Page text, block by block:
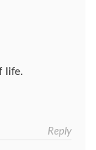
life.
Reply